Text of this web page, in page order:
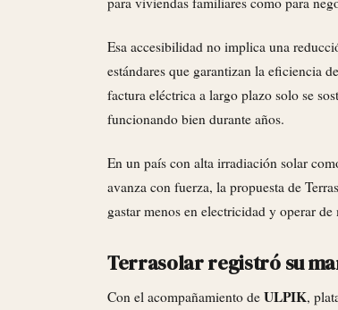
Esa accesibilidad no implica una
estándares que garantizan la eficiencia
factura eléctrica a largo plazo solo se
funcionando bien durante años.
En un país con alta irradiación solar
avanza con fuerza, la propuesta de
gastar menos en electricidad y operar
Terrasolar registró su
Con el acompañamiento de ULPIK,